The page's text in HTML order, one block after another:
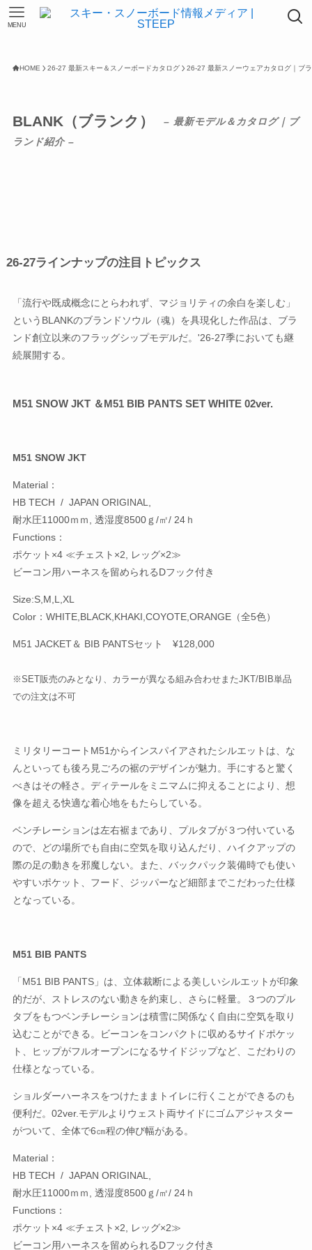
MENU
HOME 26-27 最新スキー＆スノーボードカタログ 26-27 最新スノーウェアカタログ｜ブ
BLANK（ブランク）
– 最新モデル＆カタログ｜ブ
ランド紹介 –
26-27ラインナップの注目トピックス
「流行や既成概念にとらわれず、マジョリティの余白を楽しむ」
というBLANKのブランドソウル（魂）を具現化した作品は、ブラ
ンド創立以来のフラッグシップモデルだ。'26-27季においても継
続展開する。
M51 SNOW JKT ＆M51 BIB PANTS SET WHITE 02ver.
M51 SNOW JKT
Material：
HB TECH / JAPAN ORIGINAL,
耐水圧11000ｍｍ, 透湿度8500ｇ/㎡/ 24ｈ
Functions：
ポケット×4 ≪チェスト×2, レッグ×2≫
ビーコン用ハーネスを留められるDフック付き
Size:S,M,L,XL
Color：WHITE,BLACK,KHAKI,COYOTE,ORANGE（全5色）
M51 JACKET＆ BIB PANTSセット ¥128,000
※SET販売のみとなり、カラーが異なる組み合わせまたJKT/BIB単品
での注文は不可
ミリタリーコートM51からインスパイアされたシルエットは、な
んといっても後ろ見ごろの裾のデザインが魅力。手にすると驚く
べきはその軽さ。ディテールをミニマムに抑えることにより、想
像を超える快適な着心地をもたらしている。
ベンチレーションは左右裾まであり、プルタブが３つ付いている
ので、どの場所でも自由に空気を取り込んだり、ハイクアップの
際の足の動きを邪魔しない。また、バックパック装備時でも使い
やすいポケット、フード、ジッパーなど細部までこだわった仕様
となっている。
M51 BIB PANTS
「M51 BIB PANTS」は、立体裁断による美しいシルエットが印象
的だが、ストレスのない動きを約束し、さらに軽量。３つのプル
タブをもつベンチレーションは積雪に関係なく自由に空気を取り
込むことができる。ビーコンをコンパクトに収めるサイドポケッ
ト、ヒップがフルオープンになるサイドジップなど、こだわりの
仕様となっている。
ショルダーハーネスをつけたままトイレに行くことができるのも
便利だ。02ver.モデルよりウェスト両サイドにゴムアジャスター
がついて、全体で6㎝程の伸び幅がある。
Material：
HB TECH / JAPAN ORIGINAL,
耐水圧11000ｍｍ, 透湿度8500ｇ/㎡/ 24ｈ
Functions：
ポケット×4 ≪チェスト×2, レッグ×2≫
ビーコン用ハーネスを留められるDフック付き